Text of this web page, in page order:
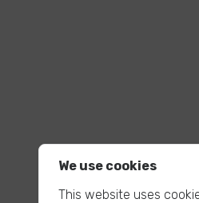
We use cookies
This website uses